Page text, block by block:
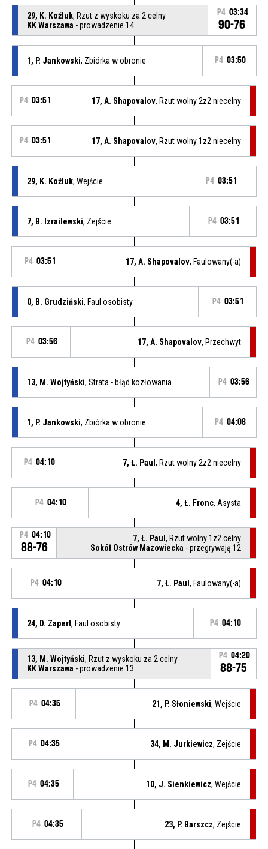
29, K. Koźluk, Rzut z wyskoku za 2 celny
KK Warszawa - prowadzenie 14
P4 03:34
90-76
1, P. Jankowski, Zbiórka w obronie P4 03:50
P4 03:51 17, A. Shapovalov, Rzut wolny 2z2 niecelny
P4 03:51 17, A. Shapovalov, Rzut wolny 1z2 niecelny
29, K. Koźluk, Wejście P4 03:51
7, B. Izrailewski, Zejście P4 03:51
P4 03:51 17, A. Shapovalov, Faulowany(-a)
0, B. Grudziński, Faul osobisty P4 03:51
P4 03:56 17, A. Shapovalov, Przechwyt
13, M. Wojtyński, Strata - błąd kozłowania P4 03:56
1, P. Jankowski, Zbiórka w obronie P4 04:08
P4 04:10 7, Ł. Paul, Rzut wolny 2z2 niecelny
P4 04:10 4, Ł. Fronc, Asysta
P4 04:10
88-76
7, Ł. Paul, Rzut wolny 1z2 celny
Sokół Ostrów Mazowiecka - przegrywają 12
P4 04:10 7, Ł. Paul, Faulowany(-a)
24, D. Zapert, Faul osobisty P4 04:10
13, M. Wojtyński, Rzut z wyskoku za 2 celny
KK Warszawa - prowadzenie 13
P4 04:20
88-75
P4 04:35 21, P. Słoniewski, Wejście
P4 04:35 34, M. Jurkiewicz, Zejście
P4 04:35 10, J. Sienkiewicz, Wejście
P4 04:35 23, P. Barszcz, Zejście